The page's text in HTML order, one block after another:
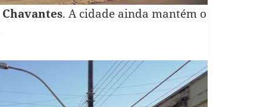
Chavantes. A cidade ainda mantém o